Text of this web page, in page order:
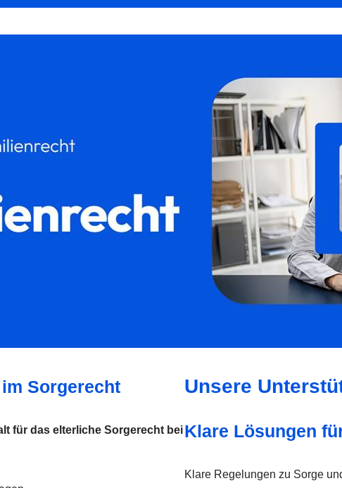
Sorgerecht
für das elterliche Sorgerecht bei
Unsere
Klare Lösungen
Klare Regelungen zu Sorge